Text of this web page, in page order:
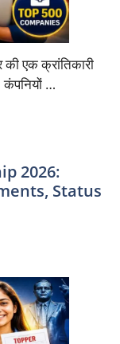
एक क्रांतिकारी
कंपनियों …
2026:
Status